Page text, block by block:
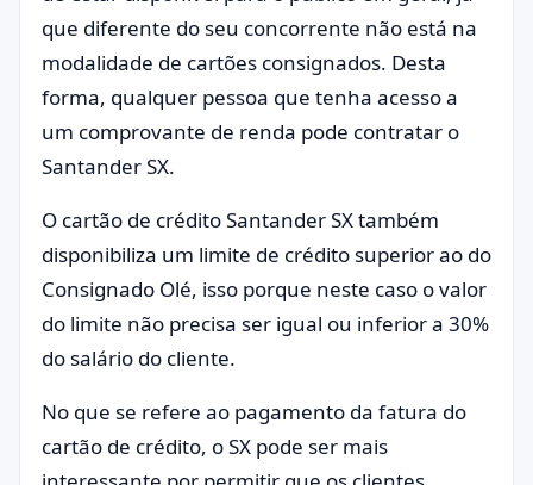
que diferente do seu concorrente não está na
modalidade de cartões consignados. Desta
forma, qualquer pessoa que tenha acesso a
um comprovante de renda pode contratar o
Santander SX.
O cartão de crédito Santander SX também
disponibiliza um limite de crédito superior ao do
Consignado Olé, isso porque neste caso o valor
do limite não precisa ser igual ou inferior a 30%
do salário do cliente.
No que se refere ao pagamento da fatura do
cartão de crédito, o SX pode ser mais